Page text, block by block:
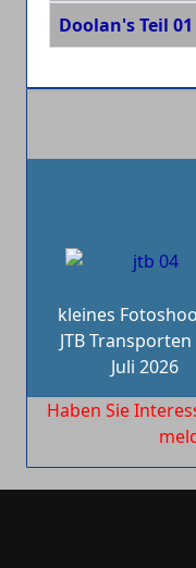
Beiträge
Doolan's Teil 01
kleines
JTB Transporten
Juli 2026
Haben Sie